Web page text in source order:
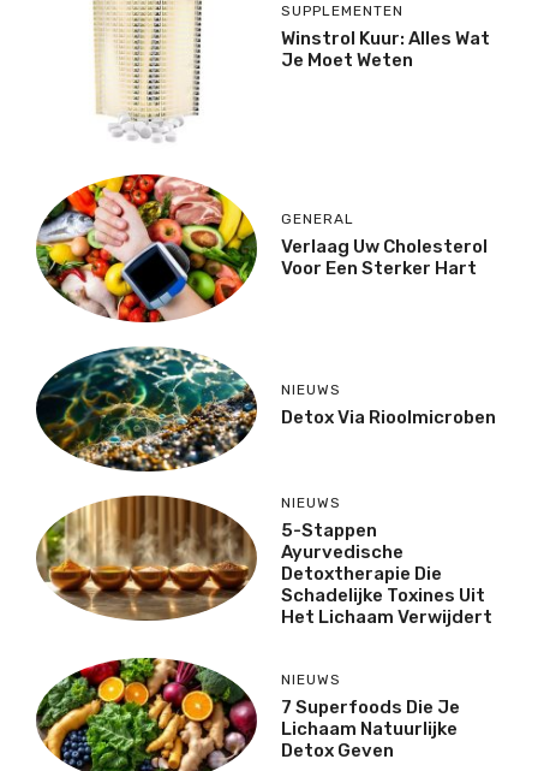
SUPPLEMENTEN
Winstrol Kuur: Alles Wat
Je Moet Weten
GENERAL
Verlaag Uw Cholesterol
Voor Een Sterker Hart
NIEUWS
Detox Via Rioolmicroben
NIEUWS
5-Stappen
Ayurvedische
Detoxtherapie Die
Schadelijke Toxines Uit
Het Lichaam Verwijdert
NIEUWS
7 Superfoods Die Je
Lichaam Natuurlijke
Detox Geven